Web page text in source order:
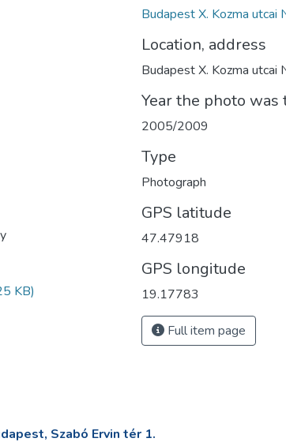
KB)
Budapest X. Kozma utcai
Location, address
Budapest X. Kozma utcai
Year the photo was
2005/2009
Type
Photograph
GPS latitude
47.47918
GPS longitude
19.17783
Full item page
Szabó Ervin tér 1.